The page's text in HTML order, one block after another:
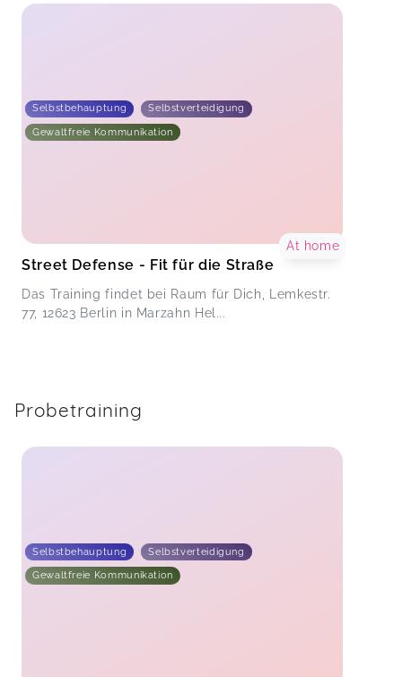
Selbstbehauptung Selbstverteidigung
Gewaltfreie Kommunikation
Street Defense - Fit für die Straße
Das Training findet bei Raum für Dich, Lemkestr.
77, 12623 Berlin in Marzahn Hel...
At home
Probetraining
Selbstbehauptung Selbstverteidigung
Gewaltfreie Kommunikation